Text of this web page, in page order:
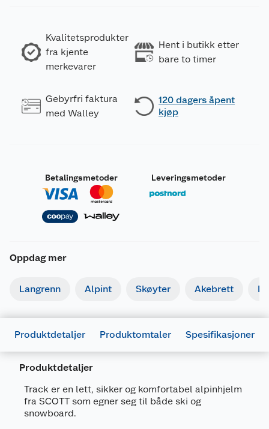
Kvalitetsprodukter
fra kjente
merkevarer
Hent i butikk etter
bare to timer
Gebyrfri faktura
med Walley
120 dagers åpent
kjøp
Betalingsmetoder Leveringsmetoder
Oppdag mer
Langrenn Alpint Skøyter Akebrett
Produktdetaljer Produktomtaler Spesifikasjoner
Produktdetaljer
Track er en lett, sikker og komfortabel alpinhjelm
fra SCOTT som egner seg til både ski og
snowboard.
Generelt
Artikkelnummer
7613368546108
Leverandørens
artikkelnummer